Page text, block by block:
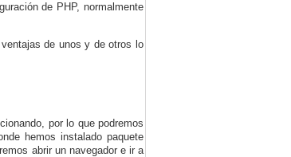
de PHP, normalmente
de unos y de otros lo
por lo que podremos
hemos instalado paquete
abrir un navegador e ir a